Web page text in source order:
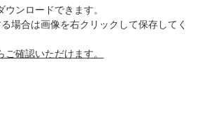
ンロードできます。
場合は画像を右クリックして保存してく
確認いただけます。